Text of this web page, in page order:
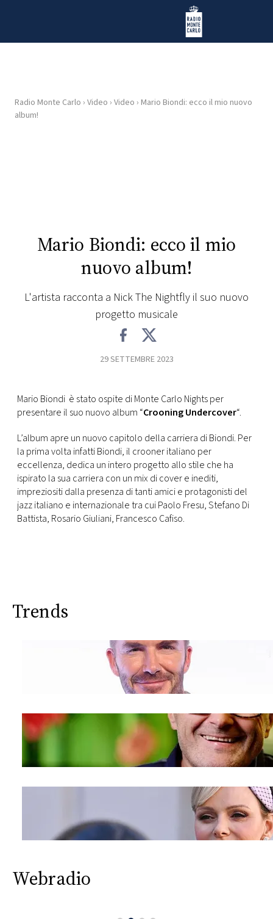
Radio Monte Carlo
HOME
FOTO
VIDEO
TV
PRINCIPATO
DI
MONACO
Radio Monte Carlo › Video › Video › Mario Biondi: ecco il mio nuovo
album!
Mario Biondi: ecco il mio
nuovo album!
L'artista racconta a Nick The Nightfly il suo nuovo
progetto musicale
29 SETTEMBRE 2023
Mario Biondi è stato ospite di Monte Carlo Nights per
presentare il suo nuovo album “Crooning Undercover“.
L’album apre un nuovo capitolo della carriera di Biondi. Per
la prima volta infatti Biondi, il crooner italiano per
eccellenza, dedica un intero progetto allo stile che ha
ispirato la sua carriera con un mix di cover e inediti,
impreziositi dalla presenza di tanti amici e protagonisti del
jazz italiano e internazionale tra cui Paolo Fresu, Stefano Di
Battista, Rosario Giuliani, Francesco Cafiso.
Trends
Webradio